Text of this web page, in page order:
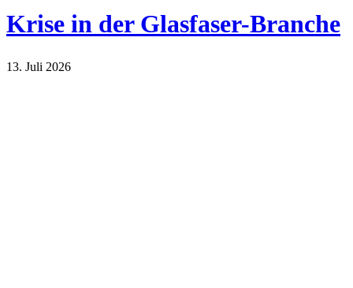
Krise in der Glasfaser-Branche
13. Juli 2026